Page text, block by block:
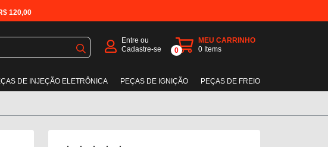
120,00
Entre ou
Cadastre-se
0
MEU CARRINHO
0 Items
DE INJEÇÃO ELETRÔNICA PEÇAS DE IGNIÇÃO PEÇAS DE FREIO